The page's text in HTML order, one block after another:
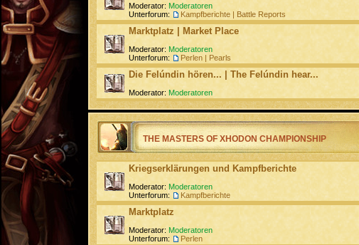
Moderator: Moderatoren
Unterforum:
Kampfberichte | Battle Reports
Marktplatz | Market Place
Moderator: Moderatoren
Unterforum:
Perlen | Pearls
Die Felúndin hören... | The Felúndin hear...
Moderator: Moderatoren
THE MASTERS OF XHODON CHAMPIONSHIP
Kriegserklärungen und Kampfberichte
Moderator: Moderatoren
Unterforum:
Kampfberichte
Marktplatz
Moderator: Moderatoren
Unterforum:
Perlen